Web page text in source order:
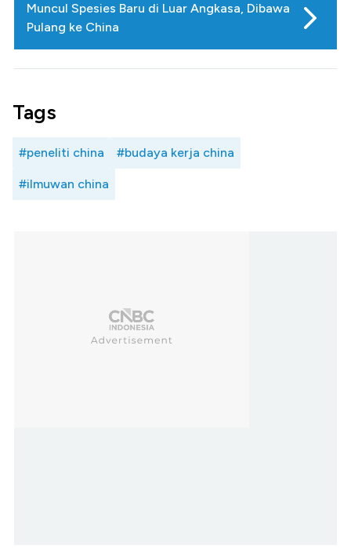
Muncul Spesies Baru di Luar Angkasa, Dibawa
Pulang ke China
Tags
#peneliti china #budaya kerja china
#ilmuwan china